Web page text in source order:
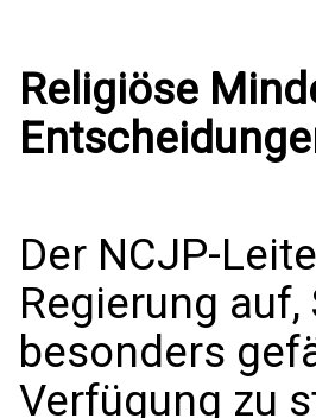
Religiöse
Der NCJP-
Regierung
besonders
Verfügung zu